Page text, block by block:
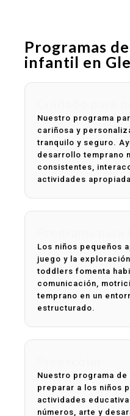
Programas
infantil en
Nuestro programa
cariñosa y
tranquilo y seguro.
desarrollo temprano
consistentes,
actividades
Los niños pequeños
juego y la
toddlers fomenta
comunicación,
temprano en un
estructurado.
Nuestro programa
preparar a los niños
actividades
números, arte y